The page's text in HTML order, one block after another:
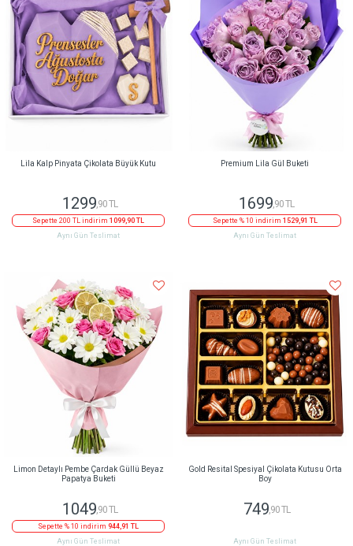
Lila Kalp Pinyata Çikolata Büyük Kutu
1299 ,90 TL
Sepette 200 TL indirim 1099,90 TL
Aynı Gün Teslimat
Premium Lila Gül Buketi
1699 ,90 TL
Sepette % 10 indirim 1529,91 TL
Aynı Gün Teslimat
Limon Detaylı Pembe Çardak Güllü Beyaz
Papatya Buketi
1049,90 TL
Sepette % 10 indirim 944,91 TL
Aynı Gün Teslimat
Gold Resital Spesiyal Çikolata Kutusu Orta
Boy
749,90 TL
Aynı Gün Teslimat